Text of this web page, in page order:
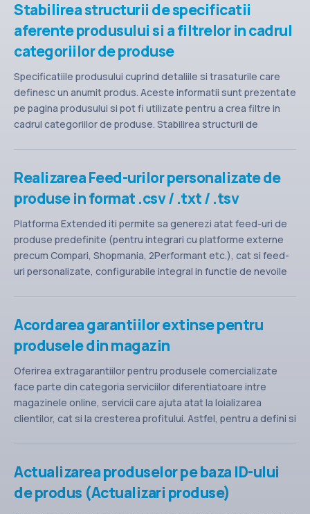
Stabilirea structurii de specificatii
aferente produsului si a filtrelor in cadrul
categoriilor de produse
Specificatiile produsului cuprind detaliile si trasaturile care
definesc un anumit produs. Aceste informatii sunt prezentate
pe pagina produsului si pot fi utilizate pentru a crea filtre in
cadrul categoriilor de produse. Stabilirea structurii de
Realizarea Feed-urilor personalizate de
produse in format .csv / .txt / .tsv
Platforma Extended iti permite sa generezi atat feed-uri de
produse predefinite (pentru integrari cu platforme externe
precum Compari, Shopmania, 2Performant etc.), cat si feed-
uri personalizate, configurabile integral in functie de nevoile
Acordarea garantiilor extinse pentru
produsele din magazin
Oferirea extragarantiilor pentru produsele comercializate
face parte din categoria serviciilor diferentiatoare intre
magazinele online, servicii care ajuta atat la loializarea
clientilor, cat si la cresterea profitului. Astfel, pentru a defini si
Actualizarea produselor pe baza ID-ului
de produs (Actualizari produse)